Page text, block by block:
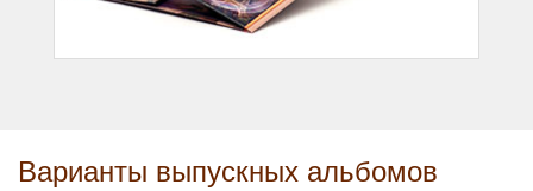
Варианты выпускных альбомов